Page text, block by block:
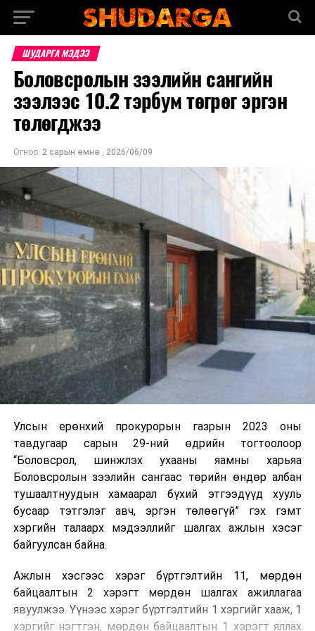
ШУДАРГА МЭДЭЭ
Боловсролын зээлийн сангийн
зээлээс 10.2 тэрбум төгрөг эргэн
төлөгджээ
Огноо: 2 сарын өмнө , 2026/06/09
Улсын ерөнхий прокурорын газрын 2023 оны
тавдугаар сарын 29-ний өдрийн тогтоолоор
“Боловсрол, шинжлэх ухааны яамны харьяа
Боловсролын зээлийн сангаас төрийн өндөр албан
тушаалтнуудын хамаарал бүхий этгээдүүд хууль
бусаар тэтгэлэг авч, эргэн төлөөгүй” гэх гэмт
хэргийн талаарх мэдээллийг шалгах ажлын хэсэг
байгуулсан байна.
Ажлын хэсгээс хэрэг бүртгэлтийн 11, мөрдөн
байцаалтын 2 хэрэгт мөрдөн шалгах ажиллагаа
явуулжээ. Үүнээс хэрэг бүртгэлтийн 1 хэргийг хааж, 1
хэргийг нэгтгэн, мөрдөн байцаалтын 1 хэрэгт яллах